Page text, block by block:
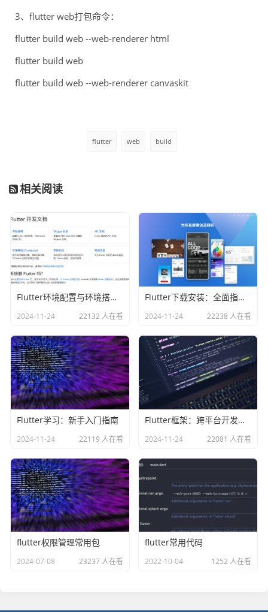
3、flutter web打包命令：
flutter build web --web-renderer html
flutter build web
flutter build web --web-renderer canvaskit
flutter web build
相关阅读
Flutter环境配置与环境搭建完整指南
2024-11-24 22132 人在看
Flutter下载安装：全面指南与快速入门
2024-11-24 22238 人在看
Flutter学习：新手入门指南
2024-11-24 22119 人在看
Flutter框架：跨平台开发的最佳选择
2024-11-24 22081 人在看
flutter权限管理常用包
2024-07-08 23237 人在看
flutter常用代码
2022-10-04 1252 人在看